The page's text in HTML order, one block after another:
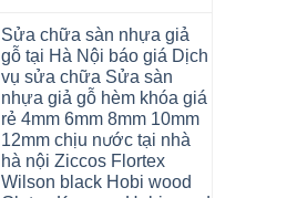
Đà
Nẵng
Quảng
Ninh
bình
luận
ở
Thợ
sửa
sàn
nhựa
thợ
sửa
sàn
nhà
thợ
Sửa chữa sàn nhựa giả
gỗ tại Hà Nội báo giá Dịch
vụ sửa chữa Sửa sàn
nhựa giả gỗ hèm khóa giá
rẻ 4mm 6mm 8mm 10mm
12mm chịu nước tại nhà
hà nội Ziccos Flortex
Wilson black Hobi wood